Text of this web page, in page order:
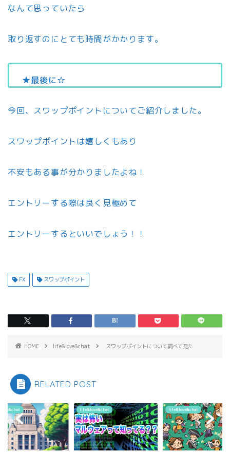
なんて思っていたら
取り返すのにとても時間がかかります。
★最後に☆
今回、スワップポイントについてご紹介しました。
スワップポイントは嬉しくもあり
不安もある事が分かりましたよね！
エントリーする際は良く見極めて
エントリーするといいでしょう！！
FX スワップポイント
HOME life&love&chat スワップポイントについて調べて見た
RELATED POST
life&love&chat life&love&chat